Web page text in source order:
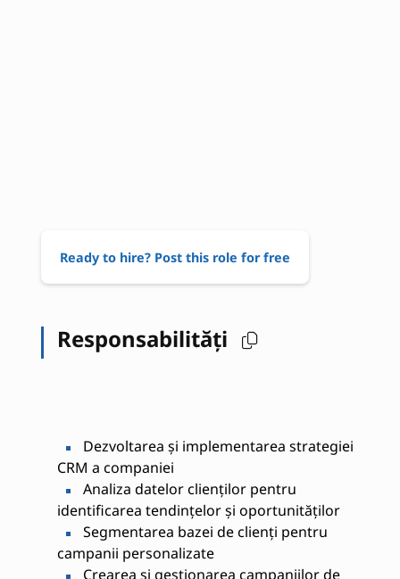
Ready to hire? Post this role for free
Responsabilități
Dezvoltarea și implementarea strategiei
CRM a companiei
Analiza datelor clienților pentru
identificarea tendințelor și oportunităților
Segmentarea bazei de clienți pentru
campanii personalizate
Crearea și gestionarea campaniilor de